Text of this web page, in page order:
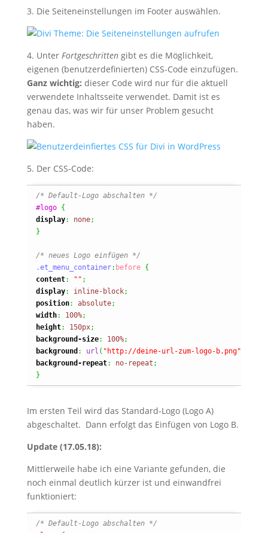
3. Die Seiteneinstellungen im Footer auswählen.
4. Unter Fortgeschrittengibt es die Möglichkeit,
eigenen (benutzerdefinierten) CSS-Code einzufügen.
Ganz wichtig: dieser Code wird nur für die aktuell
verwendete Inhaltsseite verwendet. Damit ist es
genau das, was wir für unser Problem gesucht
haben.
5. Der CSS-Code:
/* Default-Logo abschalten */
#logo {
display: none;
}
/* neues Logo einfügen */
.et_menu_container: before {
content: "" ;
display: inline-block;
position: absolute;
width: 100%;
height: 150px;
background-size: 100%;
background : url ( "http://deine-url-zum-logo-b.png"
background-repeat: no-repeat ;
}
Im ersten Teil wird das Standard-Logo (Logo A)
abgeschaltet. Dann erfolgt das Einfügen von Logo B.
Update (17.05.18):
Mittlerweile habe ich eine Variante gefunden, die
noch einmal deutlich kürzer ist und einwandfrei
funktioniert:
/* Default-Logo abschalten */